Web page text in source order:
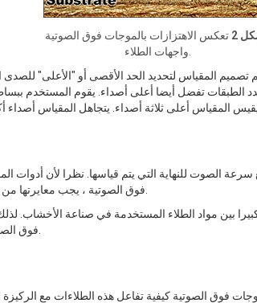
2
تعكس الاهتزازات بالموجات فوق الصوتية
تصميم المقياس لتحديد الحد الأقصى أو "الأعلى"
الطبقات تفضل أيضا أعلى أصداء. يقوم المستخدم
الصوت للنهاية التي يتم قياسها. نظرا لأن أدوات
بين مواد الطلاء المستخدمة في صناعة الأخشاب.